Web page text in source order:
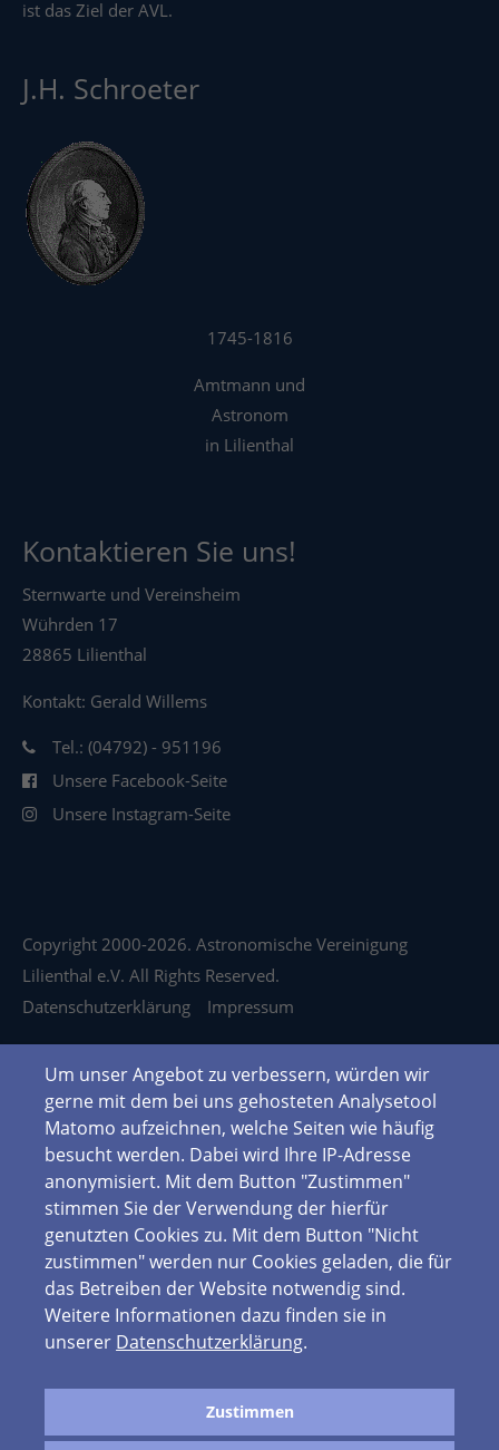
ist das Ziel der AVL.
J.H. Schroeter
1745-1816
Amtmann und
Astronom
in Lilienthal
Kontaktieren Sie uns!
Sternwarte und Vereinsheim
Wührden 17
28865 Lilienthal
Kontakt: Gerald Willems
Tel.: (04792) - 951196
Unsere Facebook-Seite
Unsere Instagram-Seite
Copyright 2000-2026. Astronomische Vereinigung
Lilienthal e.V. All Rights Reserved.
Datenschutzerklärung
Impressum
Um unser Angebot zu verbessern, würden wir
gerne mit dem bei uns gehosteten Analysetool
Matomo aufzeichnen, welche Seiten wie häufig
besucht werden. Dabei wird Ihre IP-Adresse
anonymisiert. Mit dem Button "Zustimmen"
stimmen Sie der Verwendung der hierfür
genutzten Cookies zu. Mit dem Button "Nicht
zustimmen" werden nur Cookies geladen, die für
das Betreiben der Website notwendig sind.
Weitere Informationen dazu finden sie in
unserer Datenschutzerklärung.
Zustimmen